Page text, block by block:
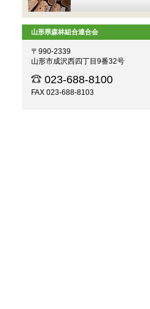
山形県森林組合連合会
〒990-2339
山形市成沢西四丁目9番32号
023-688-8100
FAX 023-688-8103